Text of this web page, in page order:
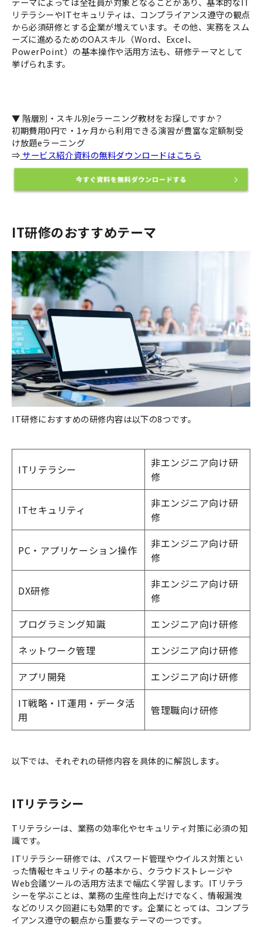
リテラシーやITセキュリティは、コンプライアンス遵守の観点
から必須研修とする企業が増えています。その他、実務をスム
ーズに進めるためのOAスキル（Word、Excel、
PowerPoint）の基本操作や活用方法も、研修テーマとして
挙げられます。
▼ 階層別・スキル別eラーニング教材をお探しですか？
初期費用0円で・1ヶ月から利用できる演習が豊富な定額制受
け放題eラーニング
⇒ サービス紹介資料の無料ダウンロードはこちら
IT研修のおすすめテーマ
IT研修におすすめの研修内容は以下の8つです。
ITリテラシー
非エンジニア向け研
修
ITセキュリティ
非エンジニア向け研
修
PC・アプリケーション操作
非エンジニア向け研
修
DX研修
非エンジニア向け研
修
プログラミング知識
エンジニア向け研修
ネットワーク管理
エンジニア向け研修
アプリ開発
エンジニア向け研修
IT戦略・IT運用・データ活
用
管理職向け研修
以下では、それぞれの研修内容を具体的に解説します。
ITリテラシー
Tリテラシーは、業務の効率化やセキュリティ対策に必須の知
識です。
ITリテラシー研修では、パスワード管理やウイルス対策とい
った情報セキュリティの基本から、クラウドストレージや
Web会議ツールの活用方法まで幅広く学習します。ITリテラ
シーを学ぶことは、業務の生産性向上だけでなく、情報漏洩
などのリスク回避にも効果的です。企業にとっては、コンプラ
イアンス遵守の観点から重要なテーマの一つです。